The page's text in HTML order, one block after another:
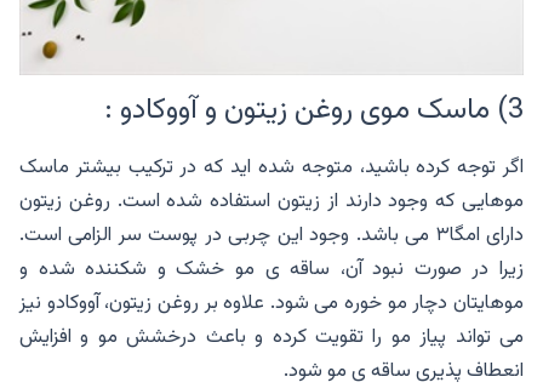
3) ماسک موی روغن زیتون و آووکادو :
اگر توجه کرده باشید، متوجه شده اید که در ترکیب بیشتر ماسک
موهایی که وجود دارند از زیتون استفاده شده است. روغن زیتون
دارای امگا۳ می باشد. وجود این چربی در پوست سر الزامی است.
زیرا در صورت نبود آن، ساقه ی مو خشک و شکننده شده و
موهایتان دچار مو خوره می شود. علاوه بر روغن زیتون، آووکادو نیز
می تواند پیاز مو را تقویت کرده و باعث درخشش مو و افزایش
انعطاف پذیری ساقه ی مو شود.‌